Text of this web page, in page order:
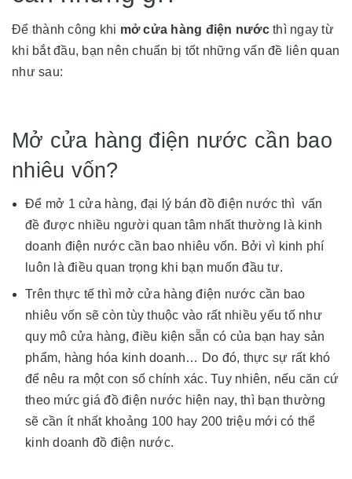
Để thành công khi mở cửa hàng điện nướcthì ngay từ
khi bắt đầu, bạn nên chuẩn bị tốt những vấn đề liên quan
như sau:
Mở cửa hàng điện nước cần bao
nhiêu vốn?
Để mở 1 cửa hàng, đại lý bán đồ điện nước thì vấn
đề được nhiều người quan tâm nhất thường là kinh
doanh điện nước cần bao nhiêu vốn. Bởi vì kinh phí
luôn là điều quan trọng khi bạn muốn đầu tư.
Trên thực tế thì mở cửa hàng điện nước cần bao
nhiêu vốn sẽ còn tùy thuộc vào rất nhiều yếu tố như
quy mô cửa hàng, điều kiện sẵn có của bạn hay sản
phẩm, hàng hóa kinh doanh… Do đó, thực sự rất khó
để nêu ra một con số chính xác. Tuy nhiên, nếu căn cứ
theo mức giá đồ điện nước hiện nay, thì bạn thường
sẽ cần ít nhất khoảng 100 hay 200 triệu mới có thể
kinh doanh đồ điện nước.